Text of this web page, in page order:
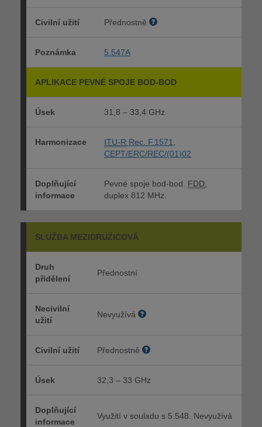
Civilní užití Přednostně
Poznámka 5.547A
APLIKACE PEVNÉ SPOJE BOD-BOD
Úsek 31,8 – 33,4 GHz
Harmonizace ITU-R Rec. F.1571
CEPT/ERC/REC/(01)02
Doplňující
informace
Pevné spoje bod-bod. FDD
duplex 812 MHz.
SLUŽBA MEZIDRUŽICOVÁ
Druh
přidělení
Přednostní
Necivilní
užití
Nevyužívá
Civilní užití Přednostně
Úsek 32,3 – 33 GHz
Doplňující
informace
Využití v souladu s 5.548. Nevyužívá